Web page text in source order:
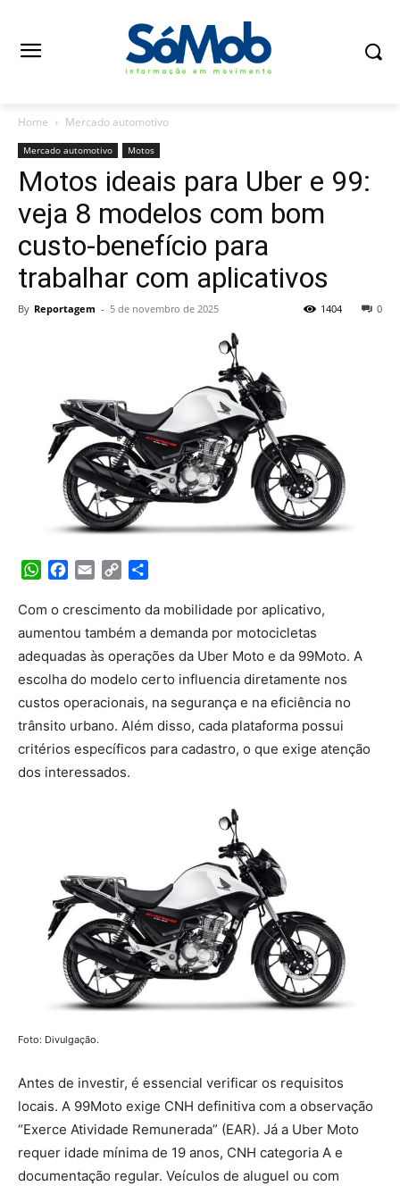
Home Mercado automotivo
Mercado automotivo Motos
Motos ideais para Uber e 99:
veja 8 modelos com bom
custo-benefício para
trabalhar com aplicativos
By Reportagem - 5 de novembro de 2025 0
1404
WhatsApp
Facebook
Email Copy
Com o crescimento da mobilidade por aplicativo,
aumentou também a demanda por motocicletas
adequadas às operações da Uber Moto e da 99Moto. A
escolha do modelo certo influencia diretamente nos
custos operacionais, na segurança e na eficiência no
trânsito urbano. Além disso, cada plataforma possui
critérios específicos para cadastro, o que exige atenção
dos interessados.
Foto: Divulgação.
Antes de investir, é essencial verificar os requisitos
locais. A 99Moto exige CNH definitiva com a observação
“Exerce Atividade Remunerada” (EAR). Já a Uber Moto
requer idade mínima de 19 anos, CNH categoria A e
documentação regular. Veículos de aluguel ou com